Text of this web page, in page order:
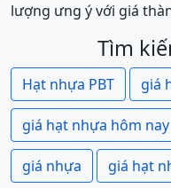
lượng ưng ý với giá
Tìm
Hạt nhựa PBT giá
giá hạt nhựa hôm nay
giá nhựa giá hạt